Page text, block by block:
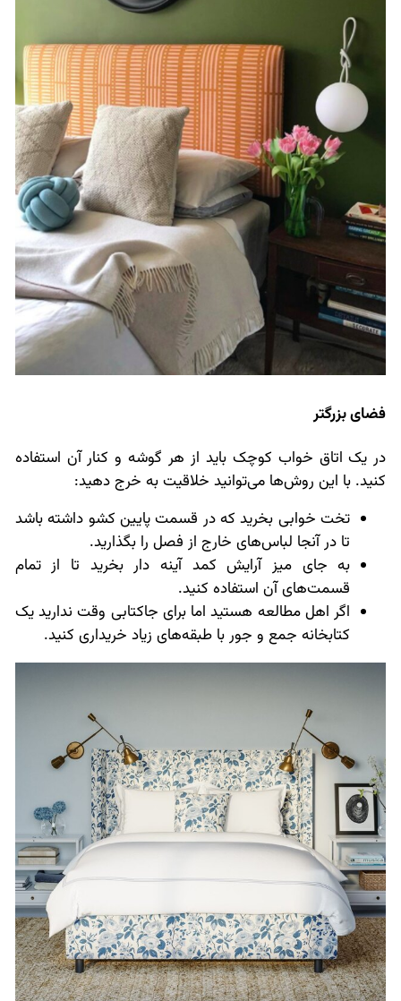
فضای بزرگتر
در یک اتاق خواب کوچک باید از هر گوشه و کنار آن استفاده
کنید. با این روش‌ها می‌توانید خلاقیت به خرج دهید:
تخت خوابی بخرید که در قسمت پایین کشو داشته باشد
تا در آنجا لباس‌های خارج از فصل را بگذارید.
به جای میز آرایش کمد آینه دار بخرید تا از تمام
قسمت‌های آن استفاده کنید.
اگر اهل مطالعه هستید اما برای جاکتابی وقت ندارید یک
کتابخانه جمع و جور با طبقه‌های زیاد خریداری کنید.